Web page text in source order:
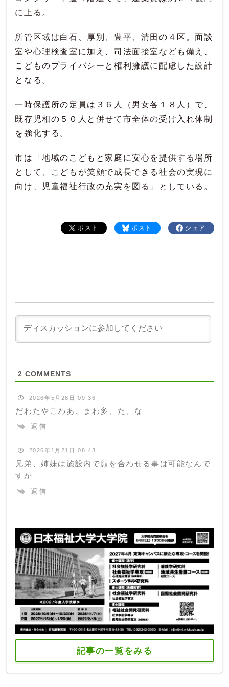
に上る。
所管区域は白石、厚別、豊平、清田の４区。面談
室や心理検査室に加え、司法面接室なども備え、
こどものプライバシーと権利擁護に配慮した設計
となる。
一時保護所の定員は３６人（男女各１８人）で、
既存児相の５０人と併せて市全体の受け入れ体制
を強化する。
市は「地域のこどもと家庭に安心を提供する場所
として、こどもが笑顔で成長できる社会の実現に
向け、児童福祉行政の充実を図る」としている。
シェア
ポスト
ポスト
2 COMMENTS
2026年5月28日 09:36
だわたやこわあ、まわ多、た、な
返信
2026年1月21日 08:43
兄弟、姉妹は施設内で顔を合わせる事は可能なんで
すか
返信
記事の一覧をみる